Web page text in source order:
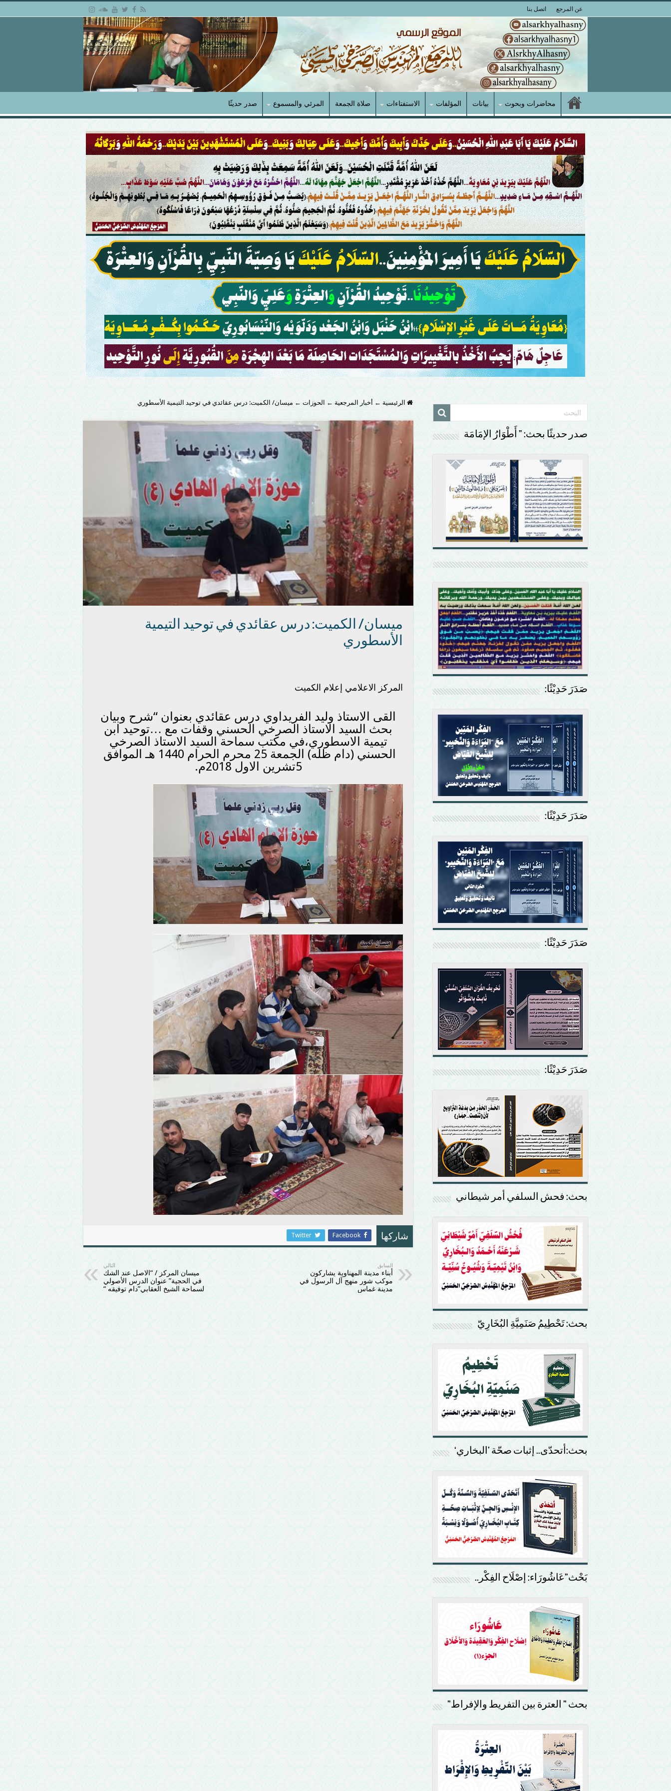
عن المرجع اتصل بنا
محاضرات وبحوث بيانات المؤلفات الاستفتاءات صلاة الجمعة المرئي والمسموع صدر حديثًا
الرئيسية ← أخبار المرجعية ← الحوزات ← ميسان/ الكميت: درس عقائدي في توحيد التيمية الأسطوري
ميسان/ الكميت: درس عقائدي في توحيد التيمية
الأسطوري
المركز الاعلامي إعلام الكميت
القى الاستاذ وليد الفريداوي درس عقائدي بعنوان “شرح وبيان
بحث السيد الاستاذ الصرخي الحسني وقفات مع …توحيد ابن
تيمية الاسطوري،في مكتب سماحة السيد الاستاذ الصرخي
الحسني (دام ظله) الجمعة 25 محرم الحرام 1440 هـ الموافق
5تشرين الاول 2018م.
شاركها Facebook
Twitter
السابق
أبناء مدينة المهناوية يشاركون
موكب شور منهج آل الرسول في
مدينة غماس
التالي
ميسان المركز / “الاصل عند الشك
في الحجية” عنوان الدرس الأصولي
لسماحة الشيخ العقابي”دام توفيقه “
صدر حديثًا بحث: ” أَطْوَارُ الإمَامَة
صَدَرَ حَدِيْثًا:
صَدَرَ حَدِيْثًا:
صَدَرَ حَدِيْثًا:
صَدَرَ حَدِيْثًا:
بحث: فحش السلفي أمر شيطاني
بحث: تَحْطِيمُ صَنَمِيَّةِ البُخَارِيّ
بحث:أتحدّى.. إثبات صحّة ’البخاري‘
بَحْث”عَاشُورَاء: إصْلَاح الفِكْر..
بحث ” العترة بين التفريط والإفراط”